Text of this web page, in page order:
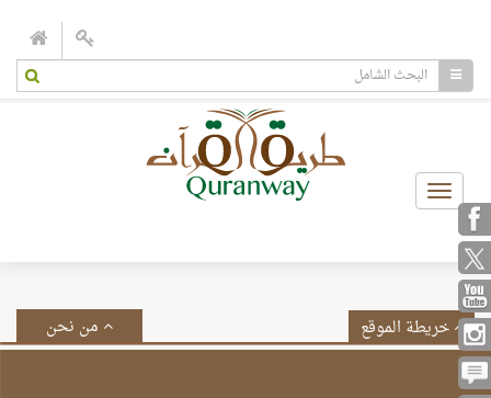
Toggle
navigation
من نحن خريطة الموقع